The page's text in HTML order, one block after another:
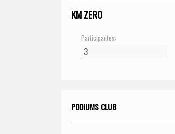
KM ZERO
Participantes:
PODIUMS CLUB